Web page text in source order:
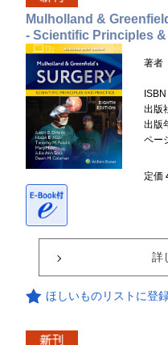
Mulholland &
- Scientific Principles
著者
ISBN
出版
出版
ペー
定価
詳
ほしいものリストに登